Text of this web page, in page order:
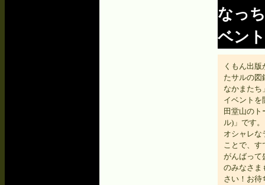
なっ
ベン
くもん出
たサルの
なかまたち
イベントを
田堂山のト
ル)」です
オシャレな
ことで、す
がんばって
のみなさま
さい！お待